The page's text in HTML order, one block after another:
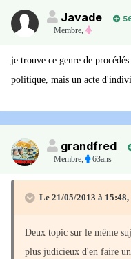
Javade
Membre,
je trouve ce genre de
politique, mais un acte
grandfred
Membre, 63ans
Le 21/05/2013 à
Deux topic sur le même
plus judicieux d'en faire